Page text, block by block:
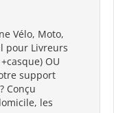
Vélo, Moto,
pour Livreurs
OU
support
Conçu
les